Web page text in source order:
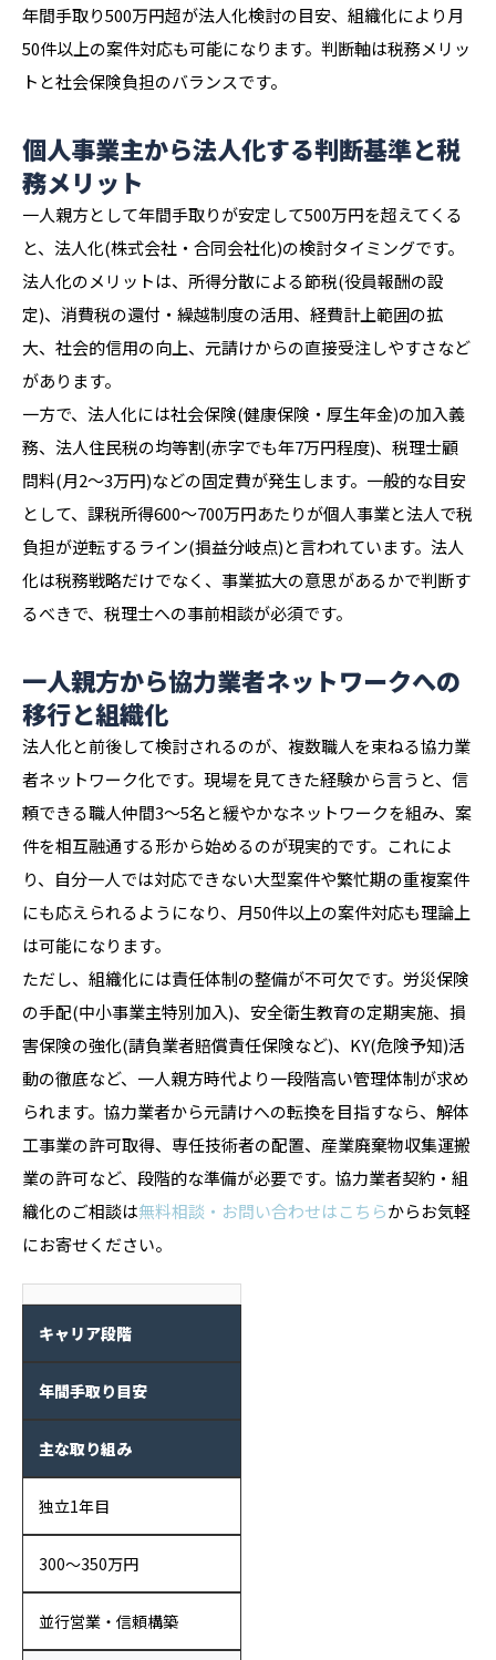
年間手取り500万円超が法人化検討の目安、組織化により月
50件以上の案件対応も可能になります。判断軸は税務メリッ
トと社会保険負担のバランスです。
個人事業主から法人化する判断基準と税
務メリット
一人親方として年間手取りが安定して500万円を超えてくる
と、法人化(株式会社・合同会社化)の検討タイミングです。
法人化のメリットは、所得分散による節税(役員報酬の設
定)、消費税の還付・繰越制度の活用、経費計上範囲の拡
大、社会的信用の向上、元請けからの直接受注しやすさなど
があります。
一方で、法人化には社会保険(健康保険・厚生年金)の加入義
務、法人住民税の均等割(赤字でも年7万円程度)、税理士顧
問料(月2〜3万円)などの固定費が発生します。一般的な目安
として、課税所得600〜700万円あたりが個人事業と法人で税
負担が逆転するライン(損益分岐点)と言われています。法人
化は税務戦略だけでなく、事業拡大の意思があるかで判断す
るべきで、税理士への事前相談が必須です。
一人親方から協力業者ネットワークへの
移行と組織化
法人化と前後して検討されるのが、複数職人を束ねる協力業
者ネットワーク化です。現場を見てきた経験から言うと、信
頼できる職人仲間3〜5名と緩やかなネットワークを組み、案
件を相互融通する形から始めるのが現実的です。これによ
り、自分一人では対応できない大型案件や繁忙期の重複案件
にも応えられるようになり、月50件以上の案件対応も理論上
は可能になります。
ただし、組織化には責任体制の整備が不可欠です。労災保険
の手配(中小事業主特別加入)、安全衛生教育の定期実施、損
害保険の強化(請負業者賠償責任保険など)、KY(危険予知)活
動の徹底など、一人親方時代より一段階高い管理体制が求め
られます。協力業者から元請けへの転換を目指すなら、解体
工事業の許可取得、専任技術者の配置、産業廃棄物収集運搬
業の許可など、段階的な準備が必要です。協力業者契約・組
織化のご相談は無料相談・お問い合わせはこちらからお気軽
にお寄せください。
キャリア段階
年間手取り目安
主な取り組み
独立1年目
300〜350万円
並行営業・信頼構築